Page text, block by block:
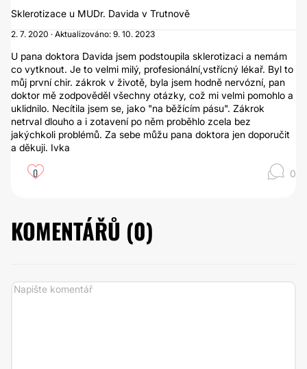
Sklerotizace u MUDr. Davida v Trutnově
2. 7. 2020 · Aktualizováno: 9. 10. 2023
U pana doktora Davida jsem podstoupila sklerotizaci a nemám
co vytknout. Je to velmi milý, profesionální,vstřícný lékař. Byl to
můj první chir. zákrok v životě, byla jsem hodně nervózní, pan
doktor mě zodpověděl všechny otázky, což mi velmi pomohlo a
uklidnilo. Necítila jsem se, jako "na běžícím pásu". Zákrok
netrval dlouho a i zotavení po něm proběhlo zcela bez
jakýchkoli problémů. Za sebe můžu pana doktora jen doporučit
a děkuji. Ivka
0 0
KOMENTÁŘŮ (0)